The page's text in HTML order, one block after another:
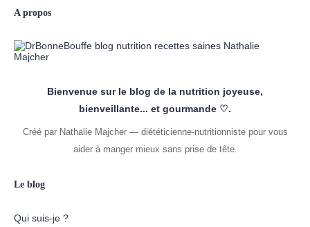
A propos
Bienvenue sur le blog de la nutrition joyeuse,
bienveillante... et gourmande ♡.
Créé par Nathalie Majcher — diététicienne-nutritionniste pour vous
aider à manger mieux sans prise de tête.
Le blog
Qui suis-je ?